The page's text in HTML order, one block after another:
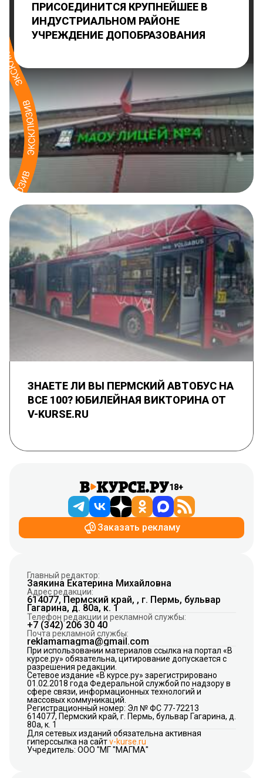
ПРИСОЕДИНИТСЯ КРУПНЕЙШЕЕ В
ИНДУСТРИАЛЬНОМ РАЙОНЕ
УЧРЕЖДЕНИЕ ДОПОБРАЗОВАНИЯ
ЗНАЕТЕ ЛИ ВЫ ПЕРМСКИЙ АВТОБУС НА
ВСЕ 100? ЮБИЛЕЙНАЯ ВИКТОРИНА ОТ
V-KURSE.RU
18+
Заказать рекламу
Главный редактор:
Заякина Екатерина Михайловна
Адрес редакции:
614077, Пермский край, , г. Пермь, бульвар
Гагарина, д. 80а, к. 1
Телефон редакции и рекламной службы:
+7 (342) 206 30 40
Почта рекламной службы:
reklamamagma@gmail.com
При использовании материалов ссылка на портал «В
курсе.ру» обязательна, цитирование допускается с
разрешения редакции.
Сетевое издание «В курсе.ру» зарегистрировано
01.02.2018 года Федеральной службой по надзору в
сфере связи, информационных технологий и
массовых коммуникаций.
Регистрационный номер: Эл № ФС 77-72213
614077, Пермский край, г. Пермь, бульвар Гагарина, д.
80а, к. 1
Для сетевых изданий обязательна активная
гиперссылка на сайтv-kurse.ru
Учредитель: ООО "МГ "МАГМА"